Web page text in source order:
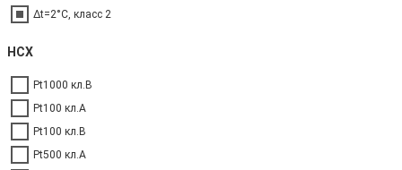
Δt=2°C, класс 2
НСХ
Pt1000 кл.B
Pt100 кл.A
Pt100 кл.B
Pt500 кл.A